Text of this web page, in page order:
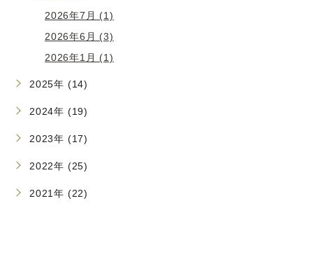
2026年7月 (1)
2026年6月 (3)
2026年1月 (1)
2025年 (14)
2024年 (19)
2023年 (17)
2022年 (25)
2021年 (22)